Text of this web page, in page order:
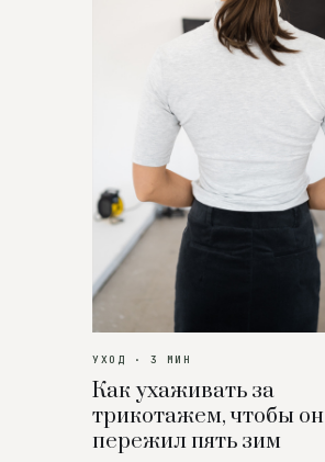
УХОД · 3 МИН
Как ухаживать за
трикотажем, чтобы он
пережил пять зим